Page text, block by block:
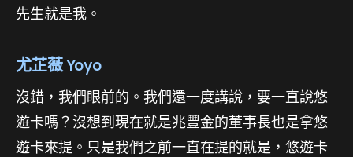
先生就是我。
尤芷薇 Yoyo
沒錯，我們眼前的。我們還一度講說，要一直說悠
遊卡嗎？沒想到現在就是兆豐金的董事長也是拿悠
遊卡來提。只是我們之前一直在提的就是，悠遊卡